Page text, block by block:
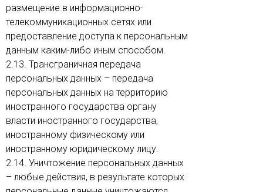
размещение в информационно-
телекоммуникационных сетях или
предоставление доступа к персональным
данным каким-либо иным способом.
2.13. Трансграничная передача
персональных данных – передача
персональных данных на территорию
иностранного государства органу
власти иностранного государства,
иностранному физическому или
иностранному юридическому лицу.
2.14. Уничтожение персональных данных
– любые действия, в результате которых